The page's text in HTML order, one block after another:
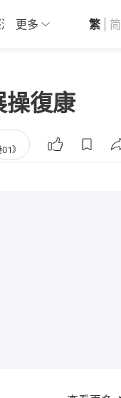
01深圳 觀點
更多 繁 简
操復康
》